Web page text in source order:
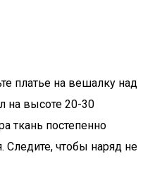
платье на вешалку над
на высоте 20-30
ткань постепенно
Следите, чтобы наряд не